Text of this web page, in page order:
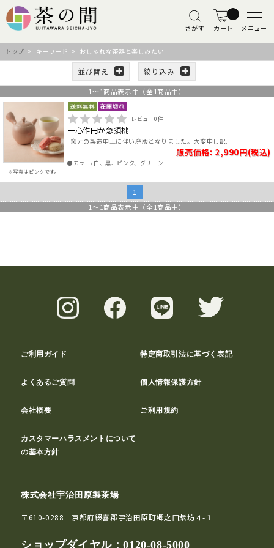
さがす カート メニュー
トップ > キーワード > おしゃれな茶器と楽しみたい
並び替え 絞り込み
1 ～ 1商品表示中（全 1商品中）
※写真はピンクです。
レビュー0件
一心作円か急須桃
窯元の製造中止に伴い廃版となりました。大変申し訳..
販売価格: 2,990円(税込)
●カラー/白、黒、ピンク、グリーン
1
1 ～ 1商品表示中（全 1商品中）
ご利用ガイド 特定商取引法に基づく表記
よくあるご質問 個人情報保護方針
会社概要 ご利用規約
カスタマーハラスメントについて
の基本方針
株式会社宇治田原製茶場
〒610-0288 京都府綴喜郡宇治田原町郷之口紫坊４-１
ショップダイヤル：0120-08-5000